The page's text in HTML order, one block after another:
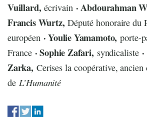
Vuillard, écrivain · Abdourahman
Francis Wurtz,Député honoraire du
européen · Youlie Yamamoto, porte-
France · Sophie Zafari, syndicaliste
Zarka, Cerises la coopérative, ancien
de L’Humanité